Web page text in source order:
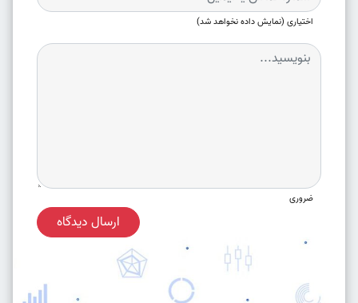
اختیاری (نمایش داده نخواهد شد)
ضروری
ارسال دیدگاه